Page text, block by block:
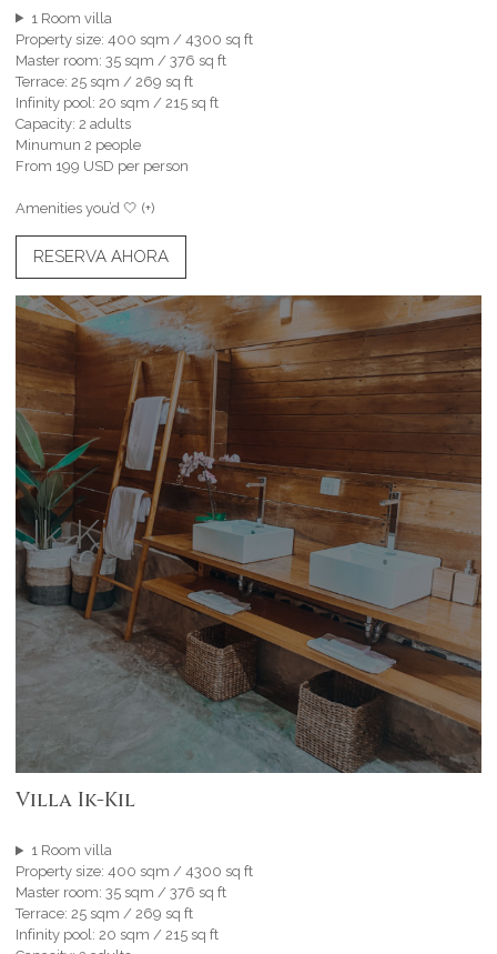
1 Room villa
Property size: 400 sqm / 4300 sq ft
Master room: 35 sqm / 376 sq ft
Terrace: 25 sqm / 269 sq ft
Infinity pool: 20 sqm / 215 sq ft
Capacity: 2 adults
Minumun 2 people
From 199 USD per person
Amenities you’d 🤍 (+)
RESERVA AHORA
Ik-Kil
Villa Ik-Kil
1 Room villa
Property size: 400 sqm / 4300 sq ft
Master room: 35 sqm / 376 sq ft
Terrace: 25 sqm / 269 sq ft
Infinity pool: 20 sqm / 215 sq ft